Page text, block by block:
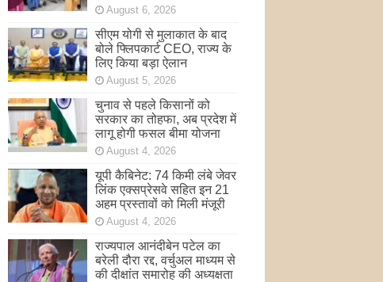
August 6, 2026
सीएम योगी से मुलाकात के बाद
बोले फ्लिपकार्ट CEO, राज्य के
लिए किया बड़ा ऐलान
August 5, 2026
चुनाव से पहले किसानों को
सरकार का तोहफा, अब प्रदेश में
लागू होगी फसल बीमा योजना
August 4, 2026
यूपी कैबिनेट: 74 किमी लंबे जेवर
लिंक एक्सप्रेसवे सहित इन 21
अहम प्रस्तावों को मिली मंजूरी
August 4, 2026
राज्यपाल आनंदीबेन पटेल का
बरेली दौरा रद्द, वर्चुअल माध्यम से
की दीक्षांत समारोह की अध्यक्षता